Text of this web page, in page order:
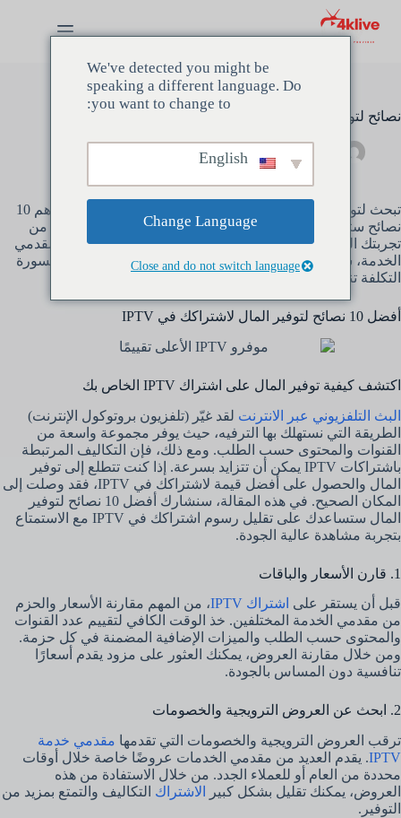
المحتوى
نصائح لتوفير المال على رسوم اشتراك IPTV
تبحث لتوفير المال على الخاص بك
؟ تحقق من أهم 10
نصائح ستساعدك على خفض التكاليف وتحقيق أقصى استفادة من
تجربتك الترفيهية. بدءًا من مقارنة الأسعار وحتى التفاوض مع مقدمي
الخدمة، ستضمن لك هذه الاستراتيجيات العثور على خيارات ميسورة
التكلفة تناسب احتياجاتك
أفضل 10 نصائح لتوفير المال لاشتراكك في IPTV
اكتشف كيفية توفير المال على اشتراك IPTV الخاص بك
البث التلفزيوني عبر الانترنت لقد غيّر (تلفزيون بروتوكول الإنترنت)
الطريقة التي نستهلك بها الترفيه، حيث يوفر مجموعة واسعة من
القنوات والمحتوى حسب الطلب. ومع ذلك، فإن التكاليف المرتبطة
باشتراكات IPTV يمكن أن تتزايد بسرعة. إذا كنت تتطلع إلى توفير
المال والحصول على أفضل قيمة لاشتراكك في IPTV، فقد وصلت إلى
المكان الصحيح. في هذه المقالة، سنشارك أفضل 10 نصائح لتوفير
المال ستساعدك على تقليل رسوم اشتراكك في IPTV مع الاستمتاع
بتجربة مشاهدة عالية الجودة.
1. قارن الأسعار والباقات
قبل أن يستقر على اشتراك IPTV
، من المهم مقارنة الأسعار والحزم
من مقدمي الخدمة المختلفين. خذ الوقت الكافي لتقييم عدد القنوات
والمحتوى حسب الطلب والميزات الإضافية المضمنة في كل حزمة.
ومن خلال مقارنة العروض، يمكنك العثور على مزود يقدم أسعارًا
تنافسية دون المساس بالجودة.
2. ابحث عن العروض الترويجية والخصومات
ترقب العروض الترويجية والخصومات التي تقدمها مقدمي خدمة
IPTV. يقدم العديد من مقدمي الخدمات عروضًا خاصة خلال أوقات
محددة من العام أو للعملاء الجدد. من خلال الاستفادة من هذه
العروض، يمكنك تقليل بشكل كبير
الاشتراك التكاليف والتمتع بمزيد من
التوفير.
We've detected you might be
speaking a different language. Do
you want to change to:
Change Language
Close and do not switch language